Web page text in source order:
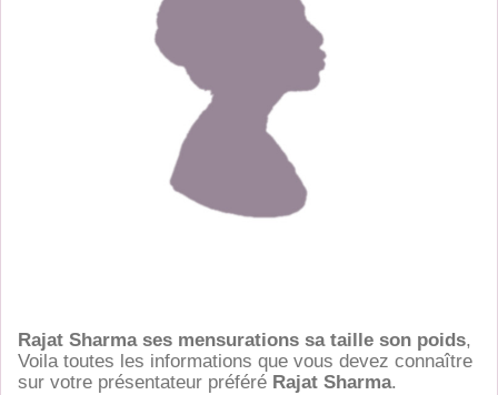
Rajat Sharma ses mensurations sa taille son poids,
Voila toutes les informations que vous devez connaître
sur votre présentateur préféré Rajat Sharma.